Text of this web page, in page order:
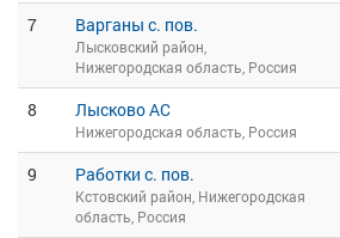
7 Варганы с. пов.
Лысковский район,
Нижегородская область, Россия
8 Лысково АС
Нижегородская область, Россия
9 Работки с. пов.
Кстовский район, Нижегородская
область, Россия